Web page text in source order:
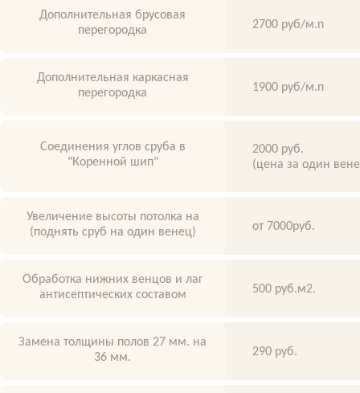
Дополнительная брусовая
перегородка
2700 руб/м.п
Дополнительная каркасная
перегородка
1900 руб/м.п
Соединения углов сруба в
"Коренной шип"
2000 руб.
(цена за один
Увеличение высоты потолка на
(поднять сруб на один венец)
от 7000руб.
Обработка нижних венцов и лаг
антисептических составом
500 руб.м2.
Замена толщины полов 27 мм. на
36 мм.
290 руб.